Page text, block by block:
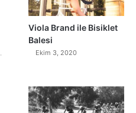
Viola Brand ile Bisiklet
Balesi
Ekim 3, 2020